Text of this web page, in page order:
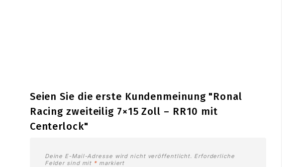
Seien Sie die erste Kundenmeinung "Ronal
Racing zweiteilig 7×15 Zoll – RR10 mit
Centerlock"
Deine E-Mail-Adresse wird nicht veröffentlicht. Erforderliche
Felder sind mit * markiert